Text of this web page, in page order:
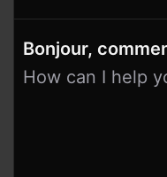
Bonjour,
How can I help